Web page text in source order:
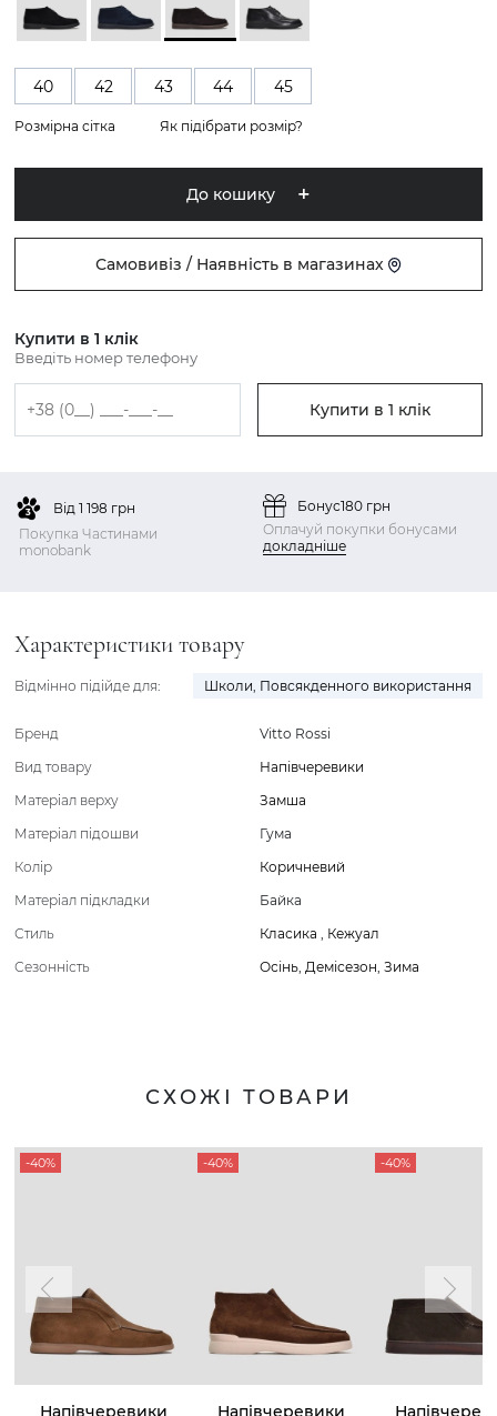
40 42 43 44 45
Розмірна сітка Як підібрати розмір?
До кошику
Самовивіз / Наявність в магазинах
Купити в 1 клік
Введіть номер телефону
Купити в 1 клік
Від 1 198 грн
Покупка Частинами
monobank
Бонус180 грн
Оплачуй покупки бонусами
докладніше
Характеристики товару
Відмінно підійде для: Школи, Повсякденного використання
Бренд
Vitto Rossi
Вид товару
Напівчеревики
Матеріал верху
Замша
Матеріал підошви
Гума
Колір
Коричневий
Матеріал підкладки
Байка
Стиль
Класика , Кежуал
Сезонність
Осінь, Демісезон, Зима
СХОЖІ ТОВАРИ
-40%
Напівчеревики
-40%
Напівчеревики
-40%